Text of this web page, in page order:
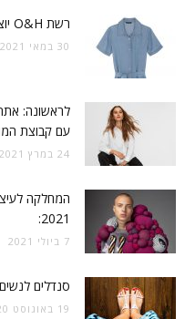
רשת O&H יוצאת במבצעי קיץ: 60% הנחה על מחלקות...
30 במאי 2021
עם קבוצת
24 במרץ 2021
המחלקה
2021:
7 ביולי 2021
סנדלים
19 באוגוסט 2020